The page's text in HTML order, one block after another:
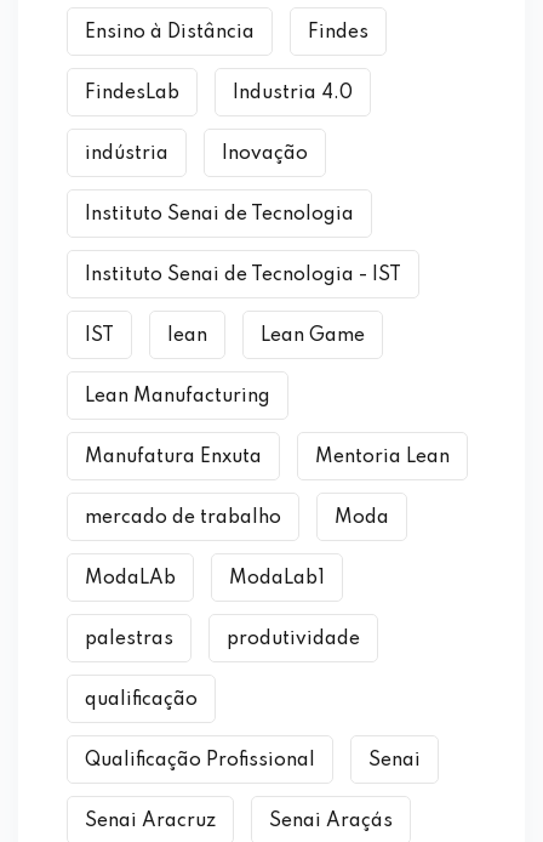
Ensino à Distância Findes
FindesLab Industria 4.0
indústria Inovação
Instituto Senai de Tecnologia
Instituto Senai de Tecnologia - IST
IST lean Lean Game
Lean Manufacturing
Manufatura Enxuta Mentoria Lean
mercado de trabalho Moda
ModaLAb ModaLab1
palestras produtividade
qualificação
Qualificação Profissional Senai
Senai Aracruz Senai Araçás